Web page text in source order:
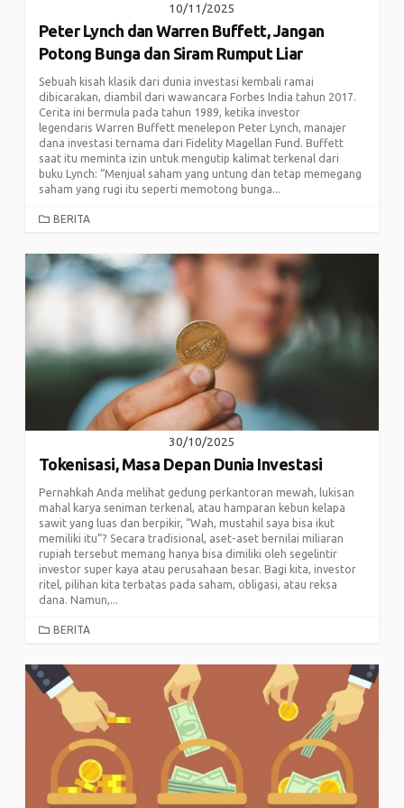
10/11/2025
Peter Lynch dan Warren Buffett, Jangan
Potong Bunga dan Siram Rumput Liar
Sebuah kisah klasik dari dunia investasi kembali ramai
dibicarakan, diambil dari wawancara Forbes India tahun 2017.
Cerita ini bermula pada tahun 1989, ketika investor
legendaris Warren Buffett menelepon Peter Lynch, manajer
dana investasi ternama dari Fidelity Magellan Fund. Buffett
saat itu meminta izin untuk mengutip kalimat terkenal dari
buku Lynch: “Menjual saham yang untung dan tetap memegang
saham yang rugi itu seperti memotong bunga...
CATEGORIES
BERITA
30/10/2025
Tokenisasi, Masa Depan Dunia Investasi
Pernahkah Anda melihat gedung perkantoran mewah, lukisan
mahal karya seniman terkenal, atau hamparan kebun kelapa
sawit yang luas dan berpikir, “Wah, mustahil saya bisa ikut
memiliki itu”? Secara tradisional, aset-aset bernilai miliaran
rupiah tersebut memang hanya bisa dimiliki oleh segelintir
investor super kaya atau perusahaan besar. Bagi kita, investor
ritel, pilihan kita terbatas pada saham, obligasi, atau reksa
dana. Namun,...
CATEGORIES
BERITA